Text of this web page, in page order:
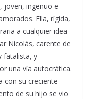
joven, ingenuo e
Ella, rígida,
a cualquier idea
Nicolás, carente de
fatalista, y
una vía autocrática.
con su creciente
de su hijo se vio